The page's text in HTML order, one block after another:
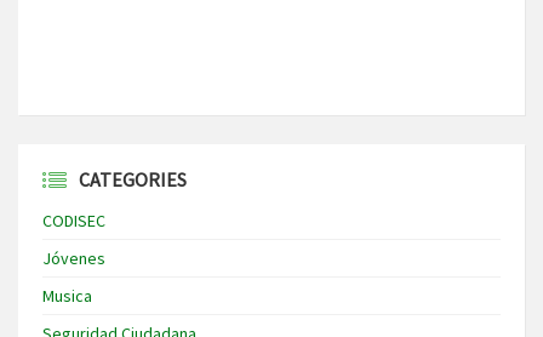
CATEGORIES
CODISEC
Jóvenes
Musica